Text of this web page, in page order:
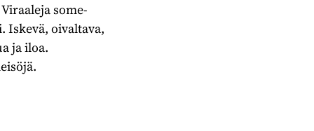
some-
Iskevä, oivaltava,
ja iloa.